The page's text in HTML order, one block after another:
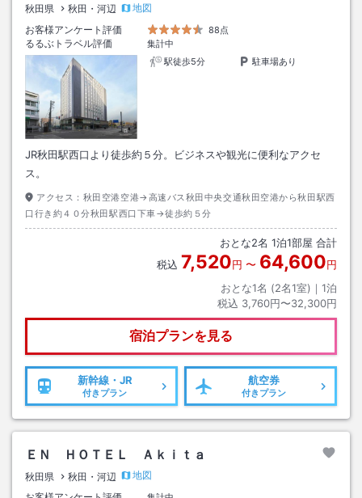
秋田県 秋田・河辺
地図
お客様アンケート評価
88点
るるぶトラベル評価
集計中
駅徒歩5分
駐車場あり
JR秋田駅西口より徒歩約５分。ビジネスや観光に便利なアクセ
ス。
アクセス： 秋田空港空港→高速バス秋田中央交通秋田空港から秋田駅西
口行き約４０分秋田駅西口下車→徒歩約５分
おとな2名 1泊1部屋 合計
税込 7,520円 〜 64,600円
おとな1名 (2名1室)｜ 1泊
税込 3,760円〜32,300円
宿泊プランを見る
新幹線・JR
付きプラン
航空券
付きプラン
ＥＮ ＨＯＴＥＬ Ａｋｉｔａ
秋田県 秋田・河辺
地図